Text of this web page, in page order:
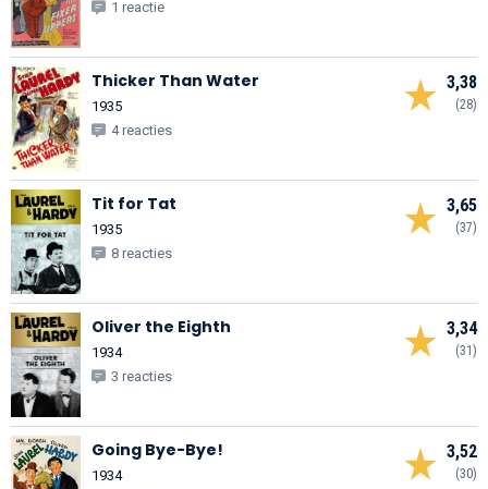
1 reactie
3,38
(28)
Thicker Than Water
1935
4 reacties
3,65
(37)
Tit for Tat
1935
8 reacties
3,34
(31)
Oliver the Eighth
1934
3 reacties
3,52
(30)
Going Bye-Bye!
1934